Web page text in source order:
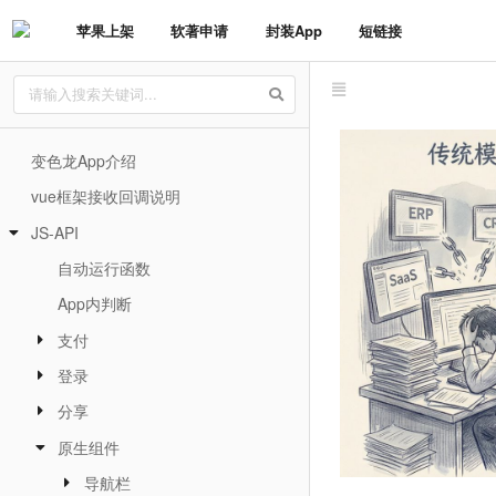
苹果上架 软著申请 封装App 短链接
变色龙App介绍
vue框架接收回调说明
JS-API
自动运行函数
App内判断
支付
登录
分享
原生组件
导航栏